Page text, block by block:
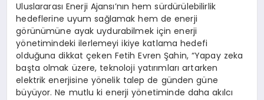
Uluslararası Enerji Ajansı’nın hem sürdürülebilirlik
hedeflerine uyum sağlamak hem de enerji
görünümüne ayak uydurabilmek için enerji
yönetimindeki ilerlemeyi ikiye katlama hedefi
olduğuna dikkat çeken Fetih Evren Şahin, “Yapay zeka
başta olmak üzere, teknoloji yatırımları artarken
elektrik enerjisine yönelik talep de günden güne
büyüyor. Ne mutlu ki enerji yönetiminde daha akılcı